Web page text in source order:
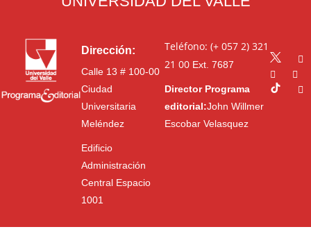
Dirección:
Calle 13 # 100-00
Ciudad
Universitaria
Meléndez
Edificio
Administración
Central Espacio
1001
Teléfono: (+ 057 2) 321
21 00Ext. 7687
Director Programa
editorial:John Willmer
Escobar Velasquez